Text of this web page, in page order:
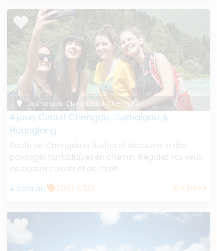
Jiuzhaigou-Chuanzhusi-Chengdu
4 jours Circuit Chengdu, Jiuzhaigou &
Huanglong
Route de Chengdu à Jiuzhai et découverte des
paysages fantastiques en chemin. Régalez vos yeux
de bassins colorés et de forêts.
À partir de 1051 USD Voir plus